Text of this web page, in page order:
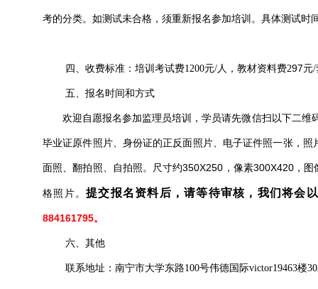
考的分类。如测试未合格，须重新报名参加培训。具体测试时
四、 收费标准：培训考试费1200元/人 ， 教材资料费297元/
五、报名时间和方式
欢迎自愿报名参加监理员培训，学员请先微信扫以下二维
毕业证原件照片、身份证的正反面照片、电子证件照一张， 照
面照、翻拍照、自拍照。尺寸约350X250，像素300X420，
格照片。 提交报名资料后，请等待审核，我们将会
884161795。
六、其他
联系地址：南宁市大学东路100号伟德国际victor19463楼